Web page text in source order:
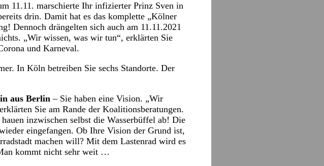
11.11. marschierte Ihr infizierter Prinz Sven in
drin. Damit hat es das komplette „Kölner
Dennoch drängelten sich auch am 11.11.2021
„Wir wissen, was wir tun“, erklärten Sie
und Karneval.
In Köln betreiben Sie sechs Standorte. Der
aus Berlin – Sie haben eine Vision. „Wir
Sie am Rande der Koalitionsberatungen.
inzwischen selbst die Wasserbüffel ab! Die
eingefangen. Ob Ihre Vision der Grund ist,
machen will? Mit dem Lastenrad wird es
kommt nicht sehr weit …